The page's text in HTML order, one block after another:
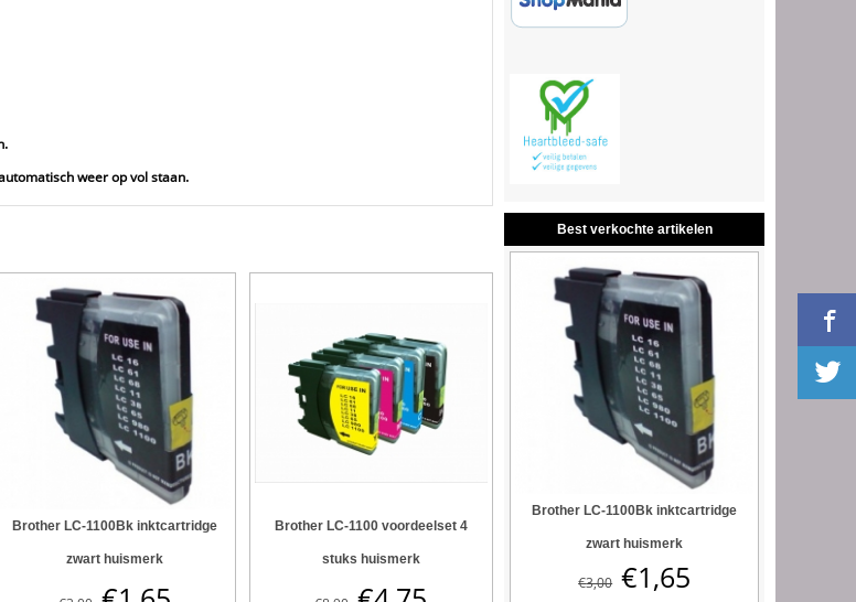
weer op vol staan.
Brother LC-1100Bk inktcartridge
zwart huismerk
Brother LC-1100 voordeelset 4
stuks huismerk
Best verkochte artikelen
Brother LC-1100Bk inktcartridge
zwart huismerk
€3,00 €1,65